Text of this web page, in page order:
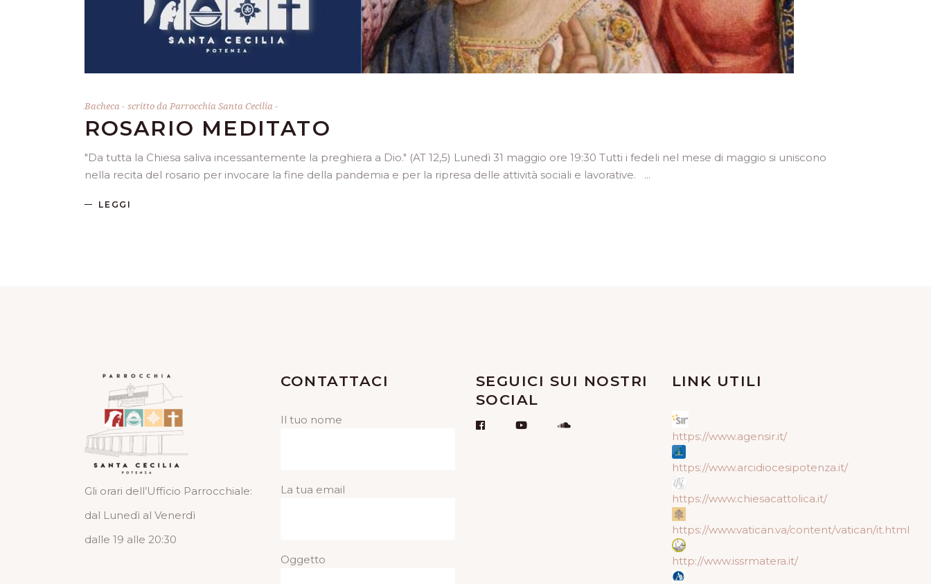
Bacheca scritto da Parrocchia Santa Cecilia
ROSARIO MEDITATO
"Da tutta la Chiesa saliva incessantemente la preghiera a Dio." (AT 12,5) Lunedì 31 maggio ore 19:30 Tutti i fedeli nel mese di maggio si uniscono
nella recita del rosario per invocare la fine della pandemia e per la ripresa delle attività sociali e lavorative.
LEGGI
Gli orari dell’Ufficio Parrocchiale:
dal Lunedì al Venerdì
dalle 19 alle 20:30
CONTATTACI
Il tuo nome
La tua email
Oggetto
SEGUICI SUI NOSTRI
SOCIAL
LINK UTILI
https://www.agensir.it/
https://www.arcidiocesipotenza.it/
https://www.chiesacattolica.it/
https://www.vatican.va/content/vatican/it.html
http://www.issrmatera.it/